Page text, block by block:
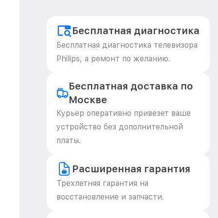
Бесплатная диагностика
Бесплатная диагностика телевизора
Philips, а ремонт по желанию.
Бесплатная доставка по
Москве
Курьер оперативно привезет ваше
устройство без дополнительной
платы.
Расширенная гарантия
Трехлетняя гарантия на
восстановление и запчасти.